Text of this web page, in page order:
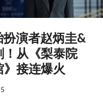
扮演者赵炳圭&
从《梨泰院
》接连爆火